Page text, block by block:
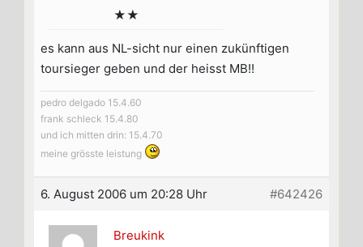
★★
es kann aus NL-sicht nur einen zukünftigen
toursieger geben und der heisst MB!!
pedro delgado 15.4.60
frank schleck 15.4.80
und ich mitten drin: 15.4.70
meine grösste leistung
6. August 2006 um 20:28 Uhr #642426
Breukink